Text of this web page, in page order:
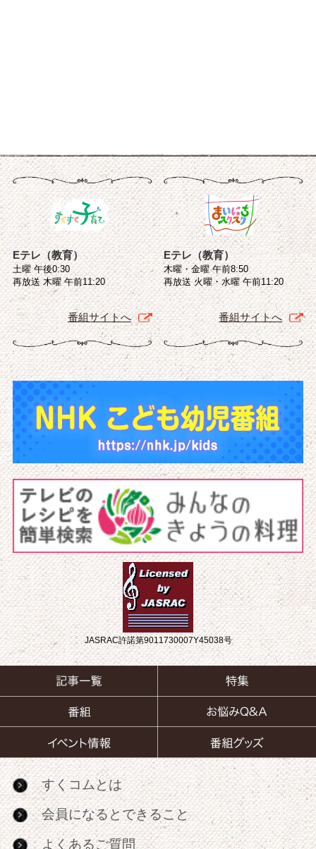
Eテレ（教育）
土曜 午後0:30
再放送 木曜 午前11:20
番組サイトへ
Eテレ（教育）
木曜・金曜 午前8:50
再放送 火曜・水曜 午前11:20
番組サイトへ
JASRAC許諾第9011730007Y45038号
すくコムとは
会員になるとできること
よくあるご質問